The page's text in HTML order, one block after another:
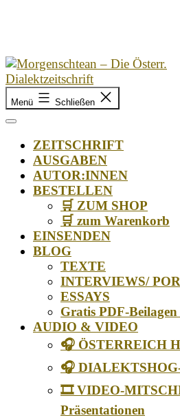
Morgenschtean
–
Die
Österr.
Dialektzeitschrift
Menü Schließen
ZEITSCHRIFT
AUSGABEN
AUTOR:INNEN
BESTELLEN
🛒 ZUM SHOP
🛒 zum Warenkorb
EINSENDEN
BLOG
TEXTE
INTERVIEWS/
ESSAYS
Gratis PDF-
AUDIO & VIDEO
🎧 ÖSTERREICH
🎧
🎞️ VIDEO-
Präsentationen